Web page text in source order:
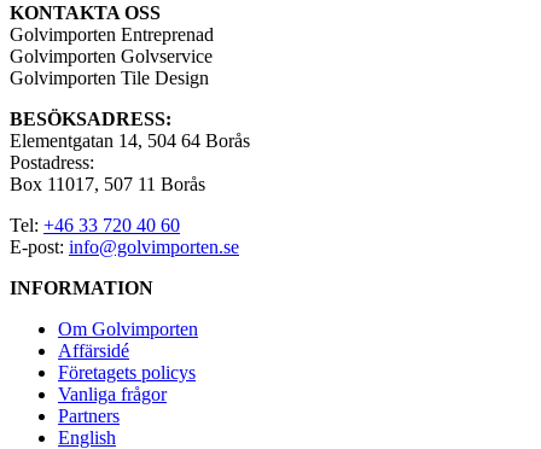
KONTAKTA OSS
Golvimporten Entreprenad
Golvimporten Golvservice
Golvimporten Tile Design
BESÖKSADRESS:
Elementgatan 14, 504 64 Borås
Postadress:
Box 11017, 507 11 Borås
Tel: +46 33 720 40 60
E-post: info@golvimporten.se
INFORMATION
Om Golvimporten
Affärsidé
Företagets policys
Vanliga frågor
Partners
English